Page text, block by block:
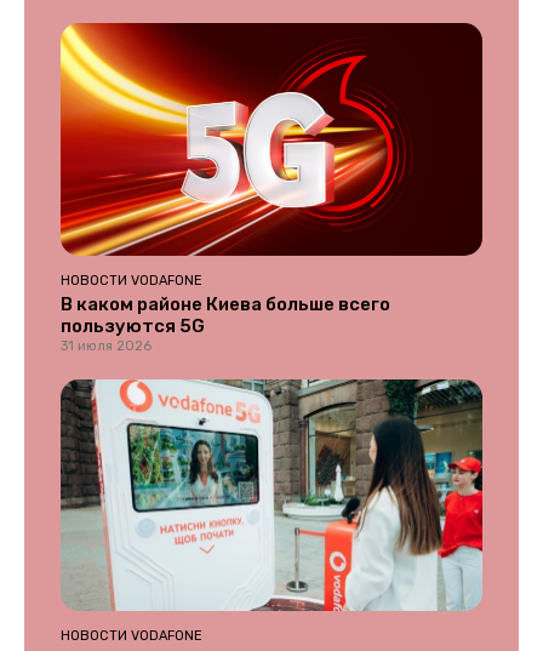
НОВОСТИ VODAFONE
В каком районе Киева больше всего
пользуются 5G
31 июля 2026
НОВОСТИ VODAFONE